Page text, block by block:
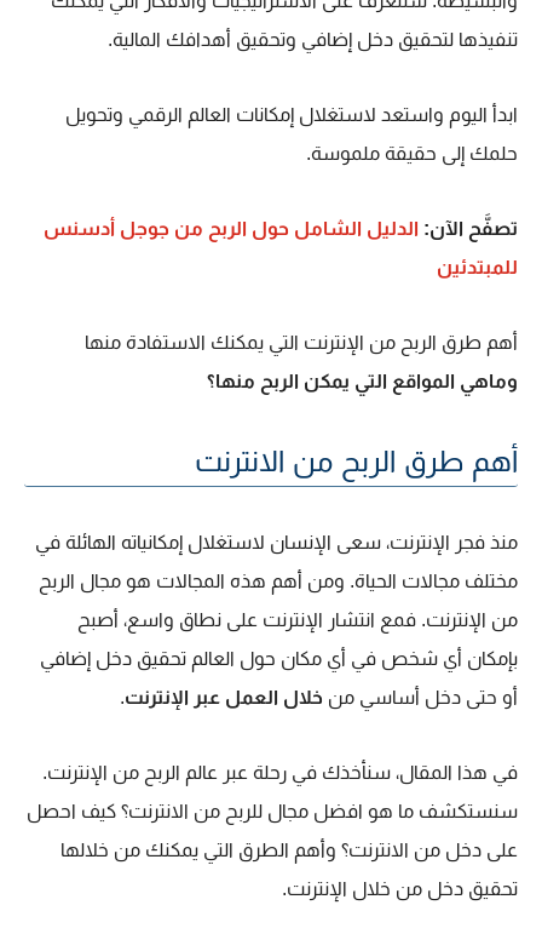
تنفيذها لتحقيق دخل إضافي وتحقيق أهدافك المالية.
ابدأ اليوم واستعد لاستغلال إمكانات العالم الرقمي وتحويل
حلمك إلى حقيقة ملموسة.
تصفَّح الآن: الدليل الشامل حول الربح من جوجل أدسنس
للمبتدئين
أهم طرق الربح من الإنترنت التي يمكنك الاستفادة منها
وماهي المواقع التي يمكن الربح منها؟
أهم طرق الربح من الانترنت
منذ فجر الإنترنت، سعى الإنسان لاستغلال إمكانياته الهائلة في
مختلف مجالات الحياة. ومن أهم هذه المجالات هو مجال الربح
من الإنترنت. فمع انتشار الإنترنت على نطاق واسع، أصبح
بإمكان أي شخص في أي مكان حول العالم تحقيق دخل إضافي
أو حتى دخل أساسي من خلال العمل عبر الإنترنت.
في هذا المقال، سنأخذك في رحلة عبر عالم الربح من الإنترنت.
سنستكشف ما هو افضل مجال للربح من الانترنت؟ كيف احصل
على دخل من الانترنت؟ وأهم الطرق التي يمكنك من خلالها
تحقيق دخل من خلال الإنترنت.